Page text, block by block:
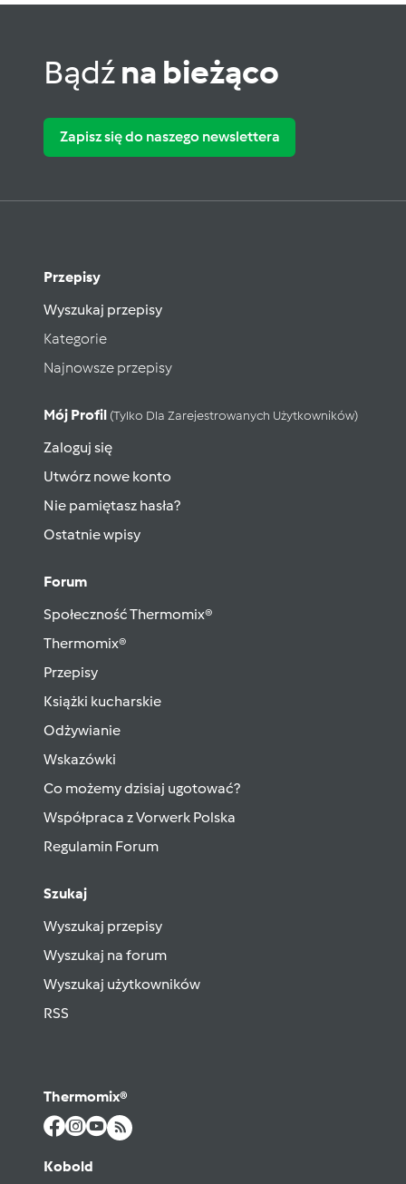
Bądźna bieżąco
Zapisz się do naszego newslettera
Przepisy
Wyszukaj przepisy
Kategorie
Najnowsze przepisy
Mój Profil (tylko Dla Zarejestrowanych Użytkowników)
Zaloguj się
Utwórz nowe konto
Nie pamiętasz hasła?
Ostatnie wpisy
Forum
Społeczność Thermomix®
Thermomix®
Przepisy
Książki kucharskie
Odżywianie
Wskazówki
Co możemy dzisiaj ugotować?
Współpraca z Vorwerk Polska
Regulamin Forum
Szukaj
Wyszukaj przepisy
Wyszukaj na forum
Wyszukaj użytkowników
RSS
Thermomix®
Kobold